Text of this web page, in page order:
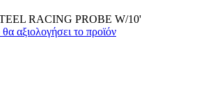
RACING PROBE W/10'
αξιολογήσει το προϊόν